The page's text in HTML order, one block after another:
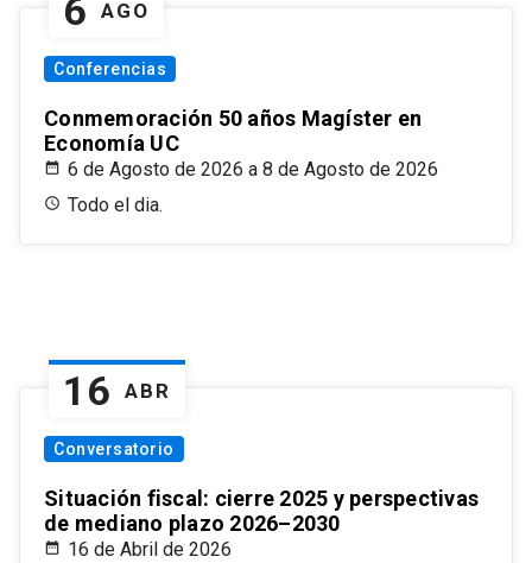
6 AGO
Conferencias
Conmemoración 50 años Magíster en
Economía UC
6 de Agosto de 2026 a 8 de Agosto de 2026
Todo el dia.
16 ABR
Conversatorio
Situación fiscal: cierre 2025 y perspectivas
de mediano plazo 2026–2030
16 de Abril de 2026